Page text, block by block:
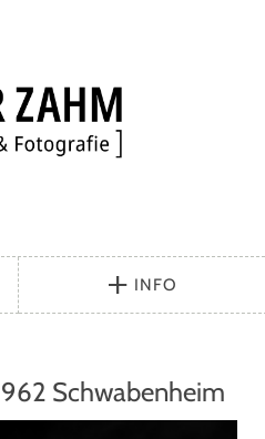
INFO
Schwabenheim